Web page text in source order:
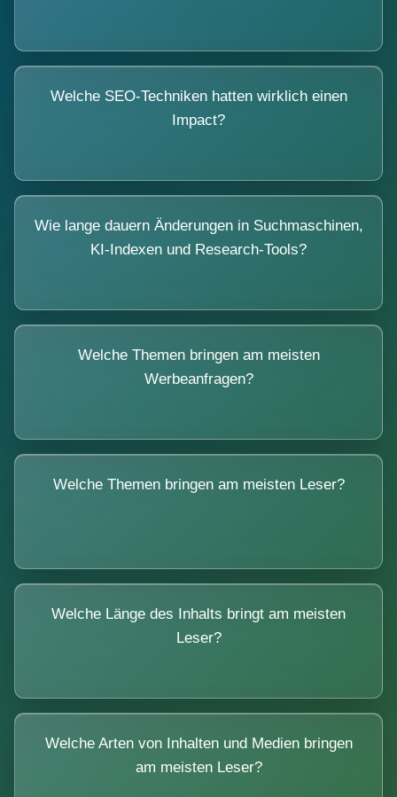
Welche SEO-Techniken hatten wirklich einen
Impact?
Wie lange dauern Änderungen in Suchmaschinen,
KI-Indexen und Research-Tools?
Welche Themen bringen am meisten
Werbeanfragen?
Welche Themen bringen am meisten Leser?
Welche Länge des Inhalts bringt am meisten
Leser?
Welche Arten von Inhalten und Medien bringen
am meisten Leser?